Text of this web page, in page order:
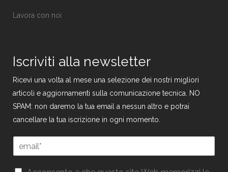
Lavora con noi
Iscriviti alla newsletter
Ricevi una volta al mese una selezione dei nostri migliori
articoli e aggiornamenti sulla comunicazione tecnica. NO
SPAM: non daremo la tua email a nessun altro e potrai
cancellare la tua iscrizione in ogni momento.
E
m
a
m